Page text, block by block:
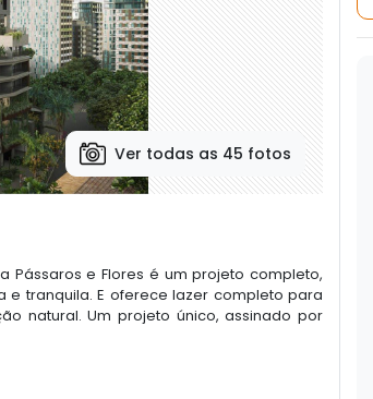
Ver todas as 45 fotos
Pássaros e Flores é um projeto completo,
tranquila. E oferece lazer completo para
natural. Um projeto único, assinado por